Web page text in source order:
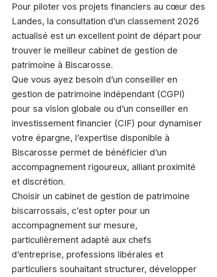
Pour piloter vos projets financiers au cœur des
Landes, la consultation d’un classement 2026
actualisé est un excellent point de départ pour
trouver le meilleur cabinet de gestion de
patrimoine à Biscarosse.
Que vous ayez besoin d’un conseiller en
gestion de patrimoine indépendant (CGPI)
pour sa vision globale ou d’un conseiller en
investissement financier (CIF) pour dynamiser
votre épargne, l’expertise disponible à
Biscarosse permet de bénéficier d’un
accompagnement rigoureux, alliant proximité
et discrétion.
Choisir un cabinet de gestion de patrimoine
biscarrossais, c’est opter pour un
accompagnement sur mesure,
particulièrement adapté aux chefs
d’entreprise, professions libérales et
particuliers souhaitant structurer, développer